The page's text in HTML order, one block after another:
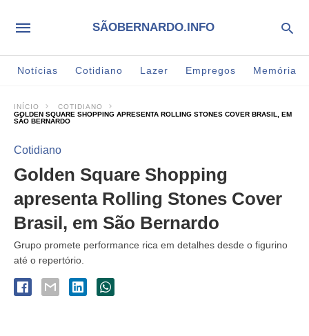
SÃOBERNARDO.INFO
Notícias Cotidiano Lazer Empregos Memória
INÍCIO
COTIDIANO
GOLDEN SQUARE SHOPPING APRESENTA ROLLING STONES COVER BRASIL, EM
SÃO BERNARDO
Cotidiano
Golden Square Shopping
apresenta Rolling Stones Cover
Brasil, em São Bernardo
Grupo promete performance rica em detalhes desde o figurino
até o repertório.